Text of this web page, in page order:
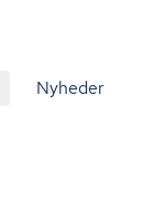
Nyheder